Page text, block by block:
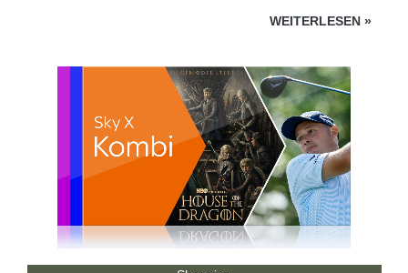
WEITERLESEN »